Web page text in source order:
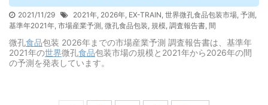
2021/11/29 2021年, 2026年, EX-TRAIN, 世界微孔食品包装市場, 予測 ,
基準年2021年, 市場産業予測 , 微孔食品包装, 規模, 調査報告書, 間
微孔食品包装 2026年までの市場産業予測 調査報告書は、基準年
2021年の世界微孔食品包装市場の規模と2021年から2026年の間
の予測を発表しています。